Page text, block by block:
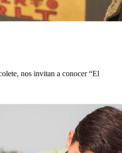
nos invitan a conocer “El